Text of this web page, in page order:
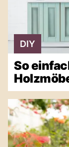
DIY
So